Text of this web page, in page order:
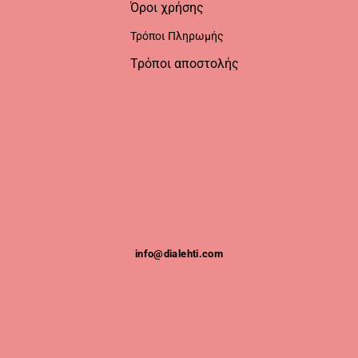
Όροι χρήσης
Τρόποι Πληρωμής
Τρόποι αποστολής
info@dialehti.com